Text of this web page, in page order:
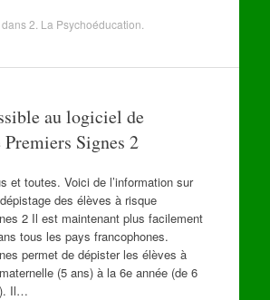
dans2. La Psychoéducation
au logiciel de
Premiers Signes 2
et toutes. Voici de l’information sur
des élèves à risque
2 Il est maintenant plus facilement
tous les pays francophones.
permet de dépister les élèves à
(5 ans) à la 6e année (de 6
Il…